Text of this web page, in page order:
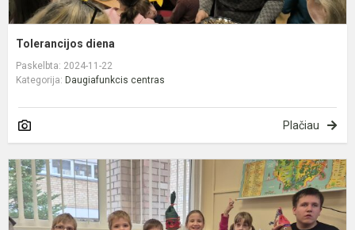
Tolerancijos diena
Paskelbta: 2024-11-22
Kategorija: Daugiafunkcis centras
Plačiau